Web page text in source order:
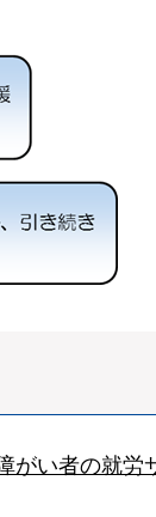
がい者の就労